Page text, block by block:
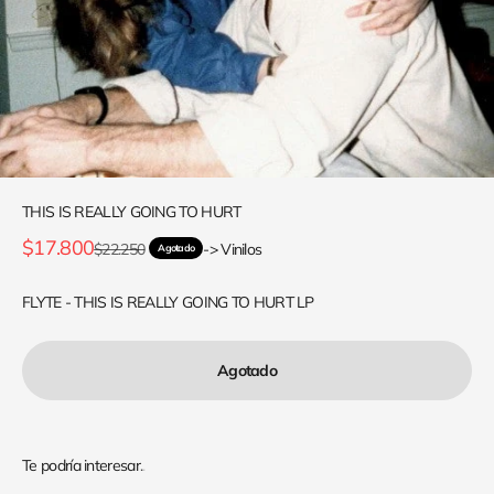
THIS IS REALLY GOING TO HURT
Precio de oferta
$17.800Precio normal
$22.250 Agotado -> Vinilos
FLYTE - THIS IS REALLY GOING TO HURT LP
Agotado